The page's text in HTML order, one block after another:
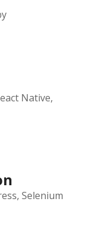
Native,
Selenium